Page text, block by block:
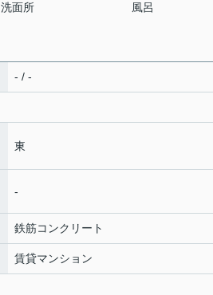
洗面所 風呂
- / -
東
-
鉄筋コンクリート
賃貸マンション